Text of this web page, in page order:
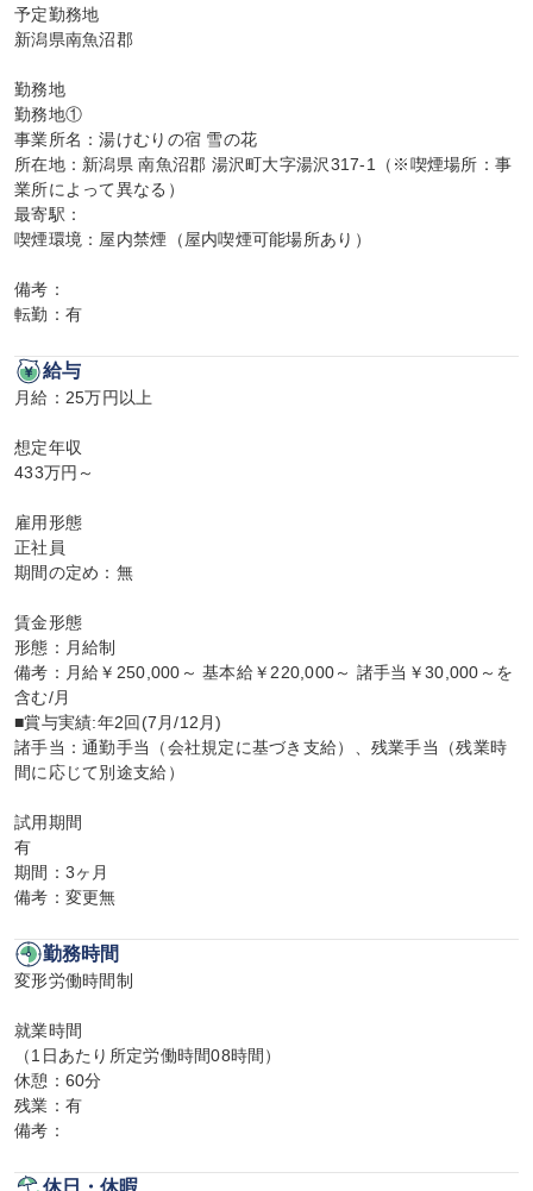
予定勤務地
新潟県南魚沼郡
勤務地
勤務地①
事業所名：湯けむりの宿 雪の花
所在地：新潟県 南魚沼郡 湯沢町大字湯沢317-1（※喫煙場所：事
業所によって異なる）
最寄駅：
喫煙環境：屋内禁煙（屋内喫煙可能場所あり）
備考：
転勤：有
給与
月給：25万円以上
想定年収
433万円～
雇用形態
正社員
期間の定め：無
賃金形態
形態：月給制
備考：月給￥250,000～ 基本給￥220,000～ 諸手当￥30,000～を
含む/月
■賞与実績:年2回(7月/12月)
諸手当：通勤手当（会社規定に基づき支給）、残業手当（残業時
間に応じて別途支給）
試用期間
有
期間：3ヶ月
備考：変更無
勤務時間
変形労働時間制
就業時間
（1日あたり所定労働時間08時間）
休憩：60分
残業：有
備考：
休日・休暇